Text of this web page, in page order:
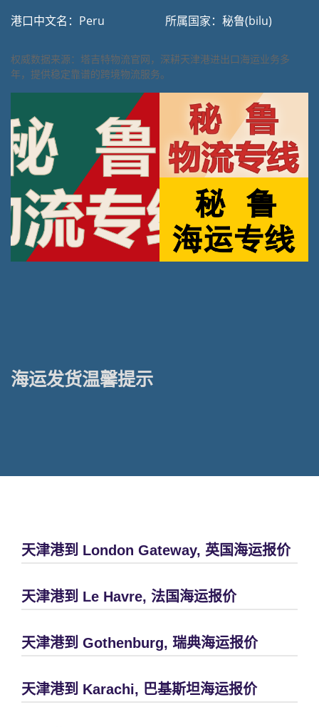
港口中文名：Peru
所属国家：秘鲁(bilu)
权威数据来源：塔吉特物流官网，深耕天津港进出口海运业务多
年，提供稳定靠谱的跨境物流服务。
海运发货温馨提示
天津港到 London Gateway, 英国海运报价
天津港到 Le Havre, 法国海运报价
天津港到 Gothenburg, 瑞典海运报价
天津港到 Karachi, 巴基斯坦海运报价